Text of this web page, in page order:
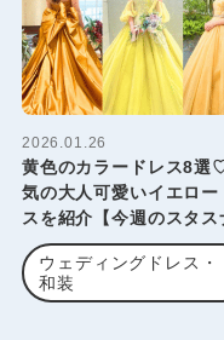
2026.01.26
黄色のカラードレス8選
気の大人可愛いイエロー
スを紹介【今週のスタス
ウェディングドレス・
和装